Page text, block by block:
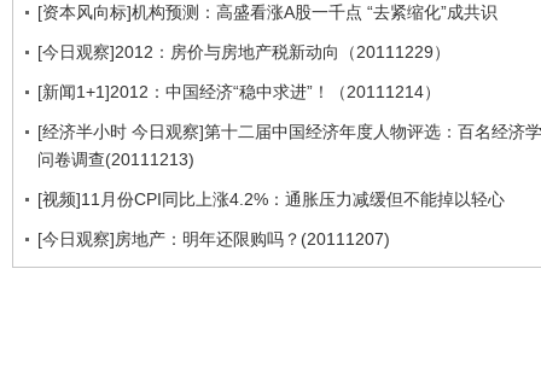
[资本风向标]机构预测：高盛看涨A股一千点 “去紧缩化”成共识
[今日观察]2012：房价与房地产税新动向（20111229）
[新闻1+1]2012：中国经济“稳中求进”！（20111214）
[经济半小时 今日观察]第十二届中国经济年度人物评选：百名经济
问卷调查(20111213)
[视频]11月份CPI同比上涨4.2%：通胀压力减缓但不能掉以轻心
[今日观察]房地产：明年还限购吗？(20111207)